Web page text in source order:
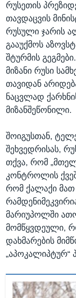
ᲙᲣᲚᲢᲣᲠᲐ
ᲒᲐᲚᲘᲚᲔᲝ
ᲓᲔᲖᲘᲜᲤᲝᲠᲛᲐᲪᲘᲐ
ენები
რუსეთის
თავდაცვის
რუსული ჯარის
გააუქმოს
შტურმის
მიზანი რუსი
თავიდან
ნაცვლად
მიზანშეწონილი.
შოიგუსთან,
შეხვედრისას,
თქვა, რომ
კონტროლის
რომ ქალაქი მათ
მარიუპოლში
მომწყვდეული,
დახმარების
„აპოკალიპტურ“